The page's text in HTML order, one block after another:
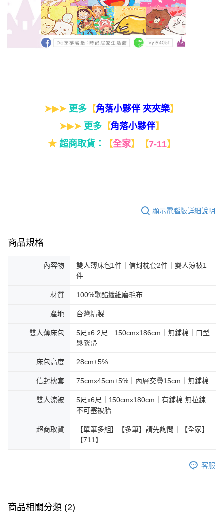
➤▶➤ 更多 【角落小夥伴 夾夾樂】
➤▶➤ 更多【角落小夥伴】
★ 超商取貨： 【全家】 【7-11】
顯示電腦版詳細說明
商品規格
內容物
雙人薄床包1件｜信封枕套2件｜雙人涼被1
件
材質 100℅聚酯纖維磨毛布
產地 台灣精製
雙人薄床包
5尺x6.2尺｜150cmx186cm｜無鋪棉｜ㄇ型
鬆緊帶
床包高度 28cm±5℅
信封枕套 75cmx45cm±5℅｜內層交疊15cm｜無鋪棉
雙人涼被
5尺x6尺｜150cmx180cm｜有鋪棉 無拉鍊
不可塞被胎
超商取貨
【單筆多組】【多筆】請先詢問｜【全家】
【711】
客服
商品相關分類 (2)